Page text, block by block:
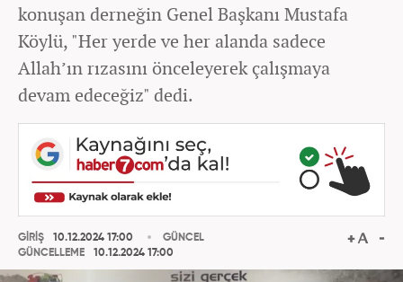
konuşan derneğin Genel Başkanı Mustafa
Köylü, "Her yerde ve her alanda sadece
Allah’ın rızasını önceleyerek çalışmaya
devam edeceğiz" dedi.
GİRİŞ
10.12.2024 17:00
GÜNCELLEME
10.12.2024 17:00
GÜNCEL